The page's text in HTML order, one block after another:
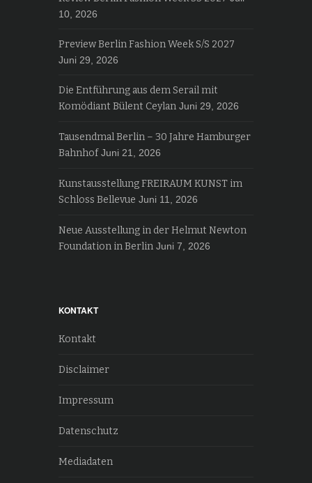
10, 2026
Preview Berlin Fashion Week S/S 2027
Juni 29, 2026
Die Entführung aus dem Serail mit
Komödiant Bülent Ceylan Juni 29, 2026
Tausendmal Berlin – 30 Jahre Hamburger
Bahnhof Juni 21, 2026
Kunstausstellung FREIRAUM KUNST im
Schloss Bellevue Juni 11, 2026
Neue Ausstellung in der Helmut Newton
Foundation in Berlin Juni 7, 2026
KONTAKT
Kontakt
Disclaimer
Impressum
Datenschutz
Mediadaten